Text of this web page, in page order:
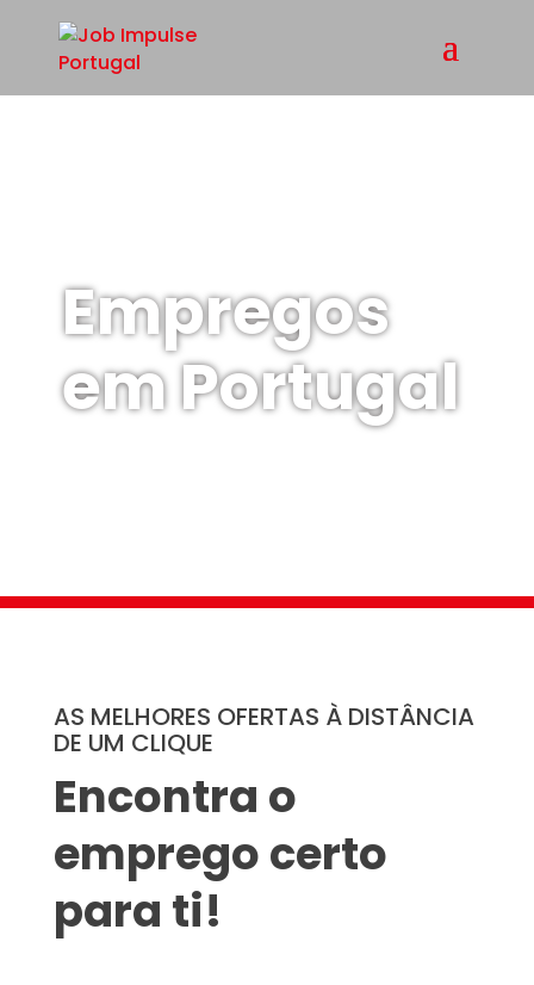
Empregos
em Portugal
AS MELHORES OFERTAS À DISTÂNCIA
DE UM CLIQUE
Encontra o
emprego certo
para ti!